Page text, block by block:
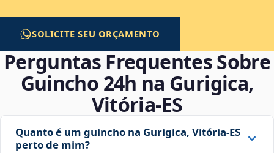
SOLICITE SEU ORÇAMENTO
Perguntas Frequentes Sobre
Guincho 24h na Gurigica,
Vitória‑ES
Quanto é um guincho na Gurigica, Vitória‑ES
perto de mim?